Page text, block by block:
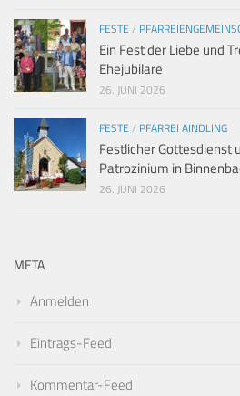
FESTE /
Ein Fest der Liebe und
Ehejubilare
26. JUNI 2026
FESTE / PFARREI AINDLING
Festlicher Gottesdienst
Patrozinium in
26. JUNI 2026
META
Anmelden
Eintrags-Feed
Kommentar-Feed